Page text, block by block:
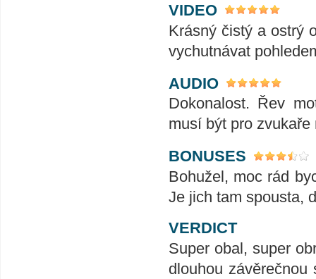
VIDEO
Krásný čistý a ostrý
vychutnávat
AUDIO
Dokonalost. Řev
musí být pro
BONUSES
Bohužel, moc rád
Je jich tam spousta,
VERDICT
Super obal, super
dlouhou